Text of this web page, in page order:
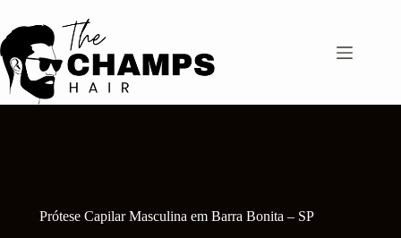
para
o
conteúdo
Prótese Capilar Masculina em Barra Bonita – SP